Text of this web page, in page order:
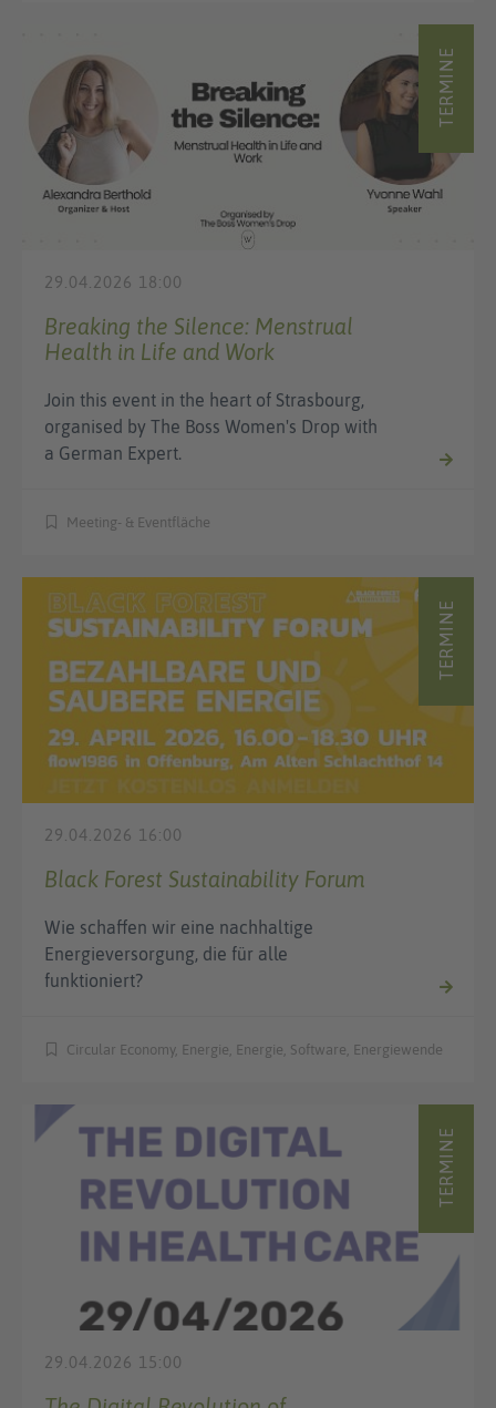
TERMINE
29.04.2026 18:00
Breaking the Silence: Menstrual
Health in Life and Work
Join this event in the heart of Strasbourg,
organised by The Boss Women's Drop with
a German Expert.
Meeting- & Eventfläche
TERMINE
29.04.2026 16:00
Black Forest Sustainability Forum
Wie schaffen wir eine nachhaltige
Energieversorgung, die für alle
funktioniert?
Circular Economy, Energie, Energie, Software, Energiewende
TERMINE
29.04.2026 15:00